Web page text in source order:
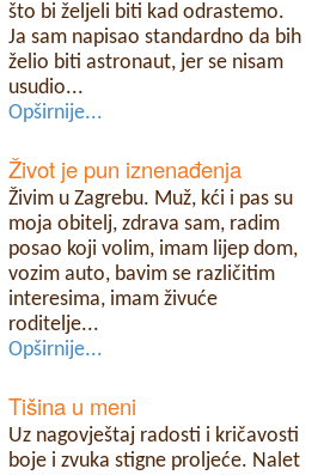
što bi željeli biti kad odrastemo.
Ja sam napisao standardno da bih
želio biti astronaut, jer se nisam
usudio...
Opširnije...
Život je pun iznenađenja
Živim u Zagrebu. Muž, kći i pas su
moja obitelj, zdrava sam, radim
posao koji volim, imam lijep dom,
vozim auto, bavim se različitim
interesima, imam živuće
roditelje...
Opširnije...
Tišina u meni
Uz nagovještaj radosti i kričavosti
boje i zvuka stigne proljeće. Nalet